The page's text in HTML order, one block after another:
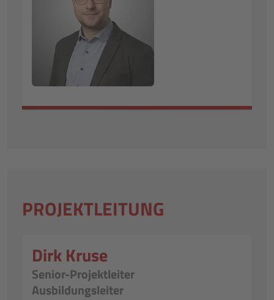
PROJEKTLEITUNG
Dirk Kruse
Senior-Projektleiter
Ausbildungsleiter